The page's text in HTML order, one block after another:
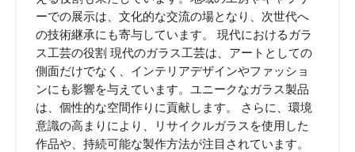
ーでの展示は、文化的な交流の場となり、次世代へ
の技術継承にも寄与しています。 現代におけるガラ
ス工芸の役割 現代のガラス工芸は、アートとしての
側面だけでなく、インテリアデザインやファッショ
ンにも影響を与えています。ユニークなガラス製品
は、個性的な空間作りに貢献します。 さらに、環境
意識の高まりにより、リサイクルガラスを使用した
作品や、持続可能な製作方法が注目されています。